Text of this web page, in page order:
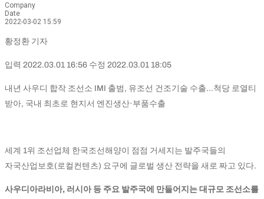
Company
Date
2022-03-02 15:59
황정환 기자
입력 2022.03.01 16:56 수정 2022.03.01 18:05
내년 사우디 합작 조선소 IMI 출범, 유조선 건조기술 수출…척당 로열티
받아, 국내 최초로 현지서 엔진생산·부품수출
세계 1위 조선업체 한국조선해양이 점점 거세지는 발주국들의
자국산업보호(로컬컨텐츠) 요구에 글로벌 생산 전략을 새로 짜고 있다.
사우디아라비아, 러시아 등 주요 발주국에 만들어지는 대규모 조선소를